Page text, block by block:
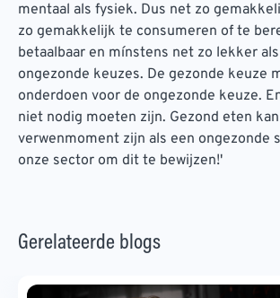
mentaal als fysiek. Dus net zo
zo gemakkelijk te consumeren of te
betaalbaar en mínstens net zo lekker
ongezonde keuzes. De gezonde keuze
onderdoen voor de ongezonde keuze.
niet nodig moeten zijn. Gezond eten
verwenmoment zijn als een ongezonde
onze sector om dit te bewijzen!'
Gerelateerde blogs